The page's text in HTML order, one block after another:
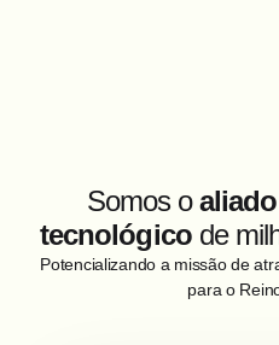
Somos o
tecnológico de
Potencializando a missão de
para o